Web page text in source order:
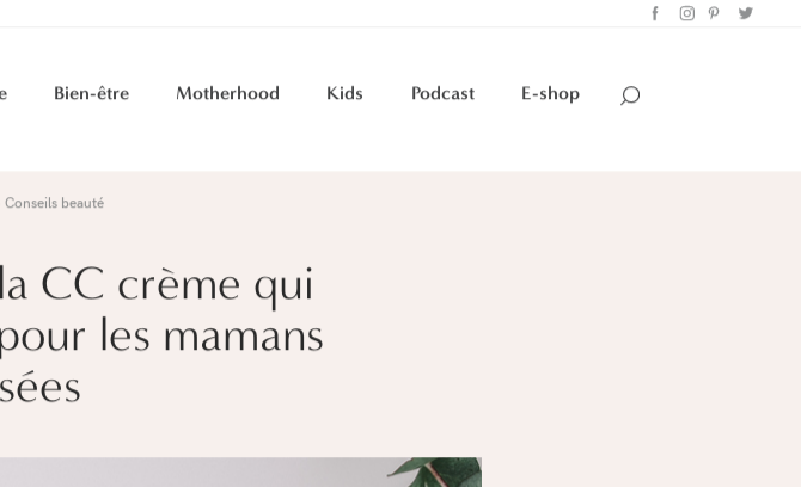
Bien-être Motherhood Kids Podcast E-shop
Conseils beauté
CC crème qui
les mamans